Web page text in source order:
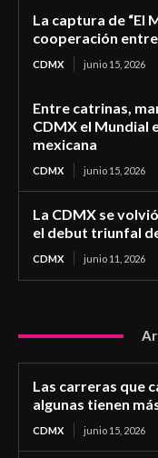
La captura de “El
cooperación
CDMX junio 15, 2026
Entre catrinas,
CDMX el Mundial
mexicana
CDMX junio 15, 2026
La CDMX se
el debut triunfal
CDMX junio 11, 2026
Las carreras que
algunas tienen
CDMX junio 15, 2026